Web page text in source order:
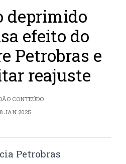
deprimido
efeito do
Petrobras e
reajuste
CONTEÚDO
JAN 2025